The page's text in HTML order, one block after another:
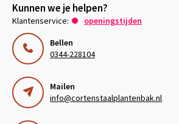
Kunnen we je helpen?
Klantenservice:
openingstijden
Bellen
0344-228104
Mailen
info@cortenstaalplantenbak.nl